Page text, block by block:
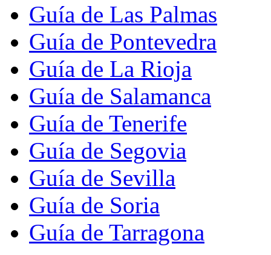
Guía de Las Palmas
Guía de Pontevedra
Guía de La Rioja
Guía de Salamanca
Guía de Tenerife
Guía de Segovia
Guía de Sevilla
Guía de Soria
Guía de Tarragona